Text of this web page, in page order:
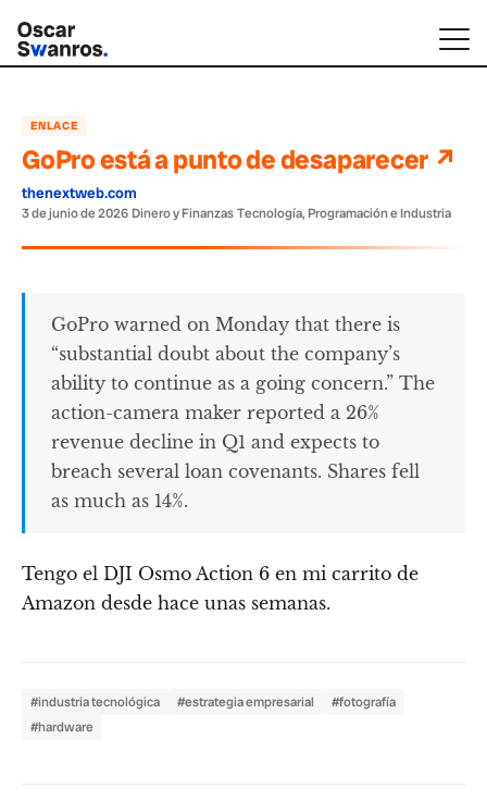
ENLACE
GoPro está a punto de desaparecer ↗
thenextweb.com
3 de junio de 2026 Dinero y FinanzasTecnología, Programación e Industria
GoPro warned on Monday that there is
“substantial doubt about the company’s
ability to continue as a going concern.” The
action-camera maker reported a 26%
revenue decline in Q1 and expects to
breach several loan covenants. Shares fell
as much as 14%.
Tengo el DJI Osmo Action 6 en mi carrito de
Amazon desde hace unas semanas.
#industria tecnológica #estrategia empresarial
#fotografía
#hardware